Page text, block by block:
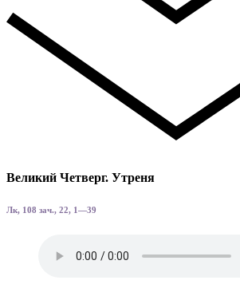
Великий Четверг. Утреня
Лк, 108 зач., 22, 1—39